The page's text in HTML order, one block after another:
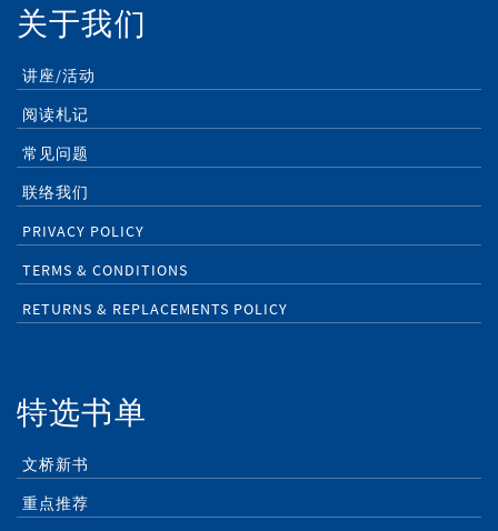
关于我们
讲座/活动
阅读札记
常见问题
联络我们
PRIVACY POLICY
TERMS & CONDITIONS
RETURNS & REPLACEMENTS POLICY
特选书单
文桥新书
重点推荐